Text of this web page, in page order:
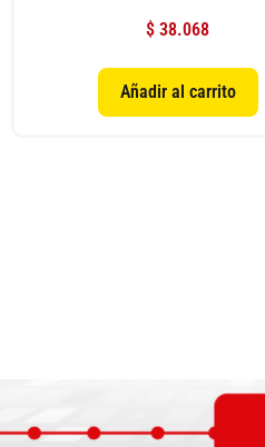
$ 38.068
Añadir al carrito